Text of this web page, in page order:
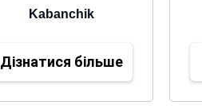
Kabanchik
Дізнатися більше